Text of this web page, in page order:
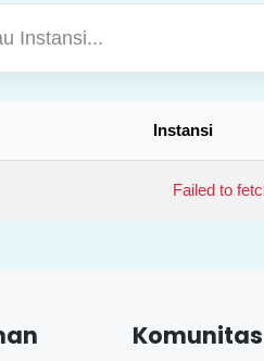
Instansi
Failed to
Komunitas